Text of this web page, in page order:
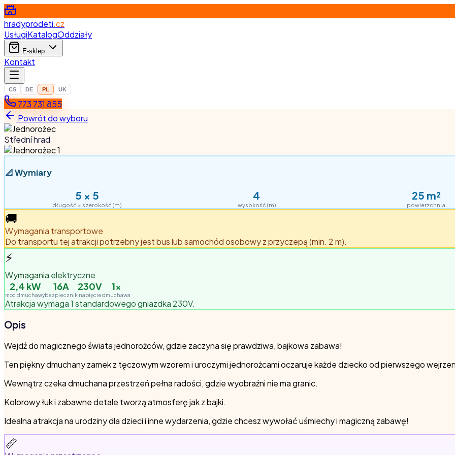
hradyprodeti.cz
UsługiKatalogOddziały
E-sklep
Kontakt
CS DE PL UK
773 731 855
Powrót do wyboru
Střední hrad
📐Wymiary
5 × 5
długość × szerokość (m)
4
wysokość (m)
25 m²
powierzchnia
🚚
Wymagania transportowe
Do transportu tej atrakcji potrzebny jest bus lub samochód osobowy z przyczepą (min. 2 m).
⚡
Wymagania elektryczne
2,4 kW
moc dmuchawy
16A
bezpiecznik
230V
napięcie
1×
dmuchawa
Atrakcja wymaga 1 standardowego gniazdka 230V.
Opis
Wejdź do magicznego świata jednorożców, gdzie zaczyna się prawdziwa, bajkowa zabawa!
Ten piękny dmuchany zamek z tęczowym wzorem i uroczymi jednorożcami oczaruje każde dziecko od pierwszego
Wewnątrz czeka dmuchana przestrzeń pełna radości, gdzie wyobraźni nie ma granic.
Kolorowy łuk i zabawne detale tworzą atmosferę jak z bajki.
Idealna atrakcja na urodziny dla dzieci i inne wydarzenia, gdzie chcesz wywołać uśmiechy i magiczną zabawę!
📏